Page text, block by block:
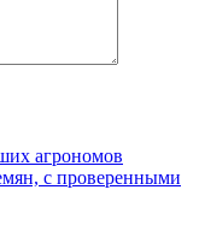
агрономов
с проверенными